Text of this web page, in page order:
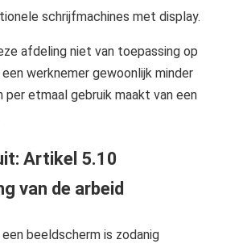
schrijfmachines met display.
afdeling niet van toepassing op
werknemer gewoonlijk minder
per etmaal gebruik maakt van een
Artikel 5.10
van de arbeid
een beeldscherm is zodanig